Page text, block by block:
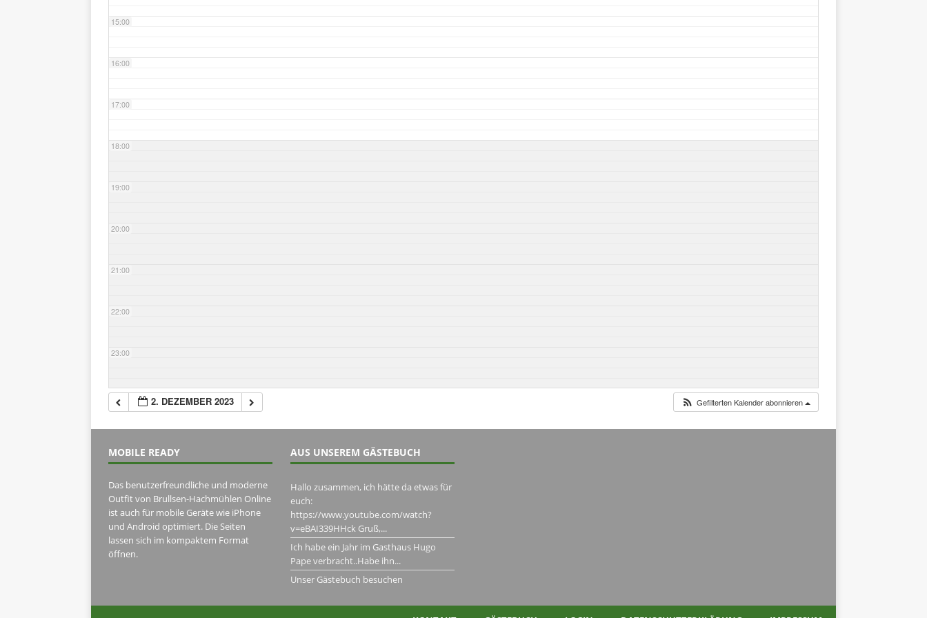
15:00
16:00
17:00
18:00
19:00
20:00
21:00
22:00
23:00
2. DEZEMBER 2023 Gefilterten Kalender abonnieren
MOBILE READY
Das benutzerfreundliche und moderne
Outfit von Brullsen-Hachmühlen Online
ist auch für mobile Geräte wie iPhone
und Android optimiert. Die Seiten
lassen sich im kompaktem Format
öffnen.
AUS UNSEREM GÄSTEBUCH
Hallo zusammen, ich hätte da etwas für
euch:
https://www.youtube.com/watch?
v=eBAI339HHck Gruß,...
Ich habe ein Jahr im Gasthaus Hugo
Pape verbracht..Habe ihn...
Unser Gästebuch besuchen